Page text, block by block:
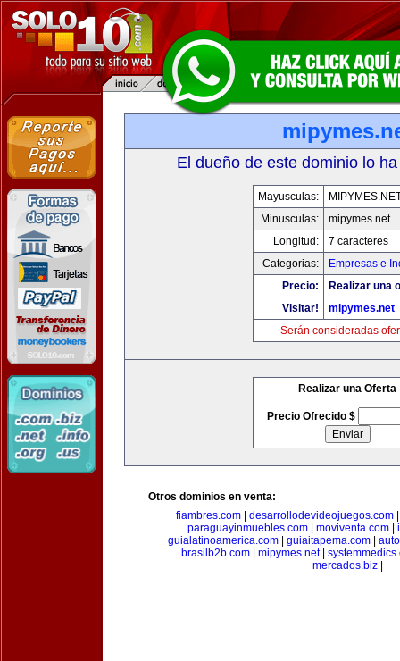
El dueño de este dominio lo
Mayusculas:
Minusculas:
mipymes.net
Longitud:
7 caracteres
Categorias:
Empresas e
Precio:
Realizar una
Visitar!
mipymes.net
Serán consideradas
Realizar una Oferta
Precio Ofrecido $
Otros dominios en venta:
fiambres.com| desarrollodevideojuegos.com
paraguayinmuebles.com| moviventa.com|
guialatinoamerica.com
guiaitapema.com
brasilb2b.com
mipymes.net|
mercados.biz|